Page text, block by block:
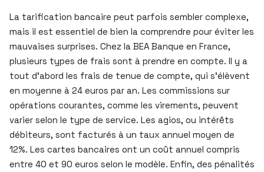
La tarification bancaire peut parfois sembler complexe,
mais il est essentiel de bien la comprendre pour éviter les
mauvaises surprises. Chez la BEA Banque en France,
plusieurs types de frais sont à prendre en compte. Il y a
tout d’abord les frais de tenue de compte, qui s’élèvent
en moyenne à 24 euros par an. Les commissions sur
opérations courantes, comme les virements, peuvent
varier selon le type de service. Les agios, ou intérêts
débiteurs, sont facturés à un taux annuel moyen de
12%. Les cartes bancaires ont un coût annuel compris
entre 40 et 90 euros selon le modèle. Enfin, des pénalités